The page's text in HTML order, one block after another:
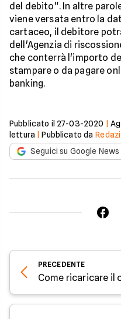
del debito". In altre
viene versata entro la
cartaceo, il debitore
dell'Agenzia di
che conterrà l'importo
stampare o da pagare
banking.
Pubblicato il 27-03-2020
lettura |Pubblicato da
Seguici su Google News
PRECEDENTE
Come ricaricare il